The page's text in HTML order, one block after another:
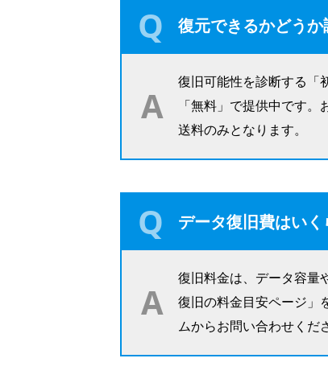
復元できるかどう
復旧可能性を診断する「
「無料」で提供中です
送料のみとなります。
データ復旧費はいく
復旧料金は、データ容量
復旧の料金目安ページ」
ムからお問い合わせくだ